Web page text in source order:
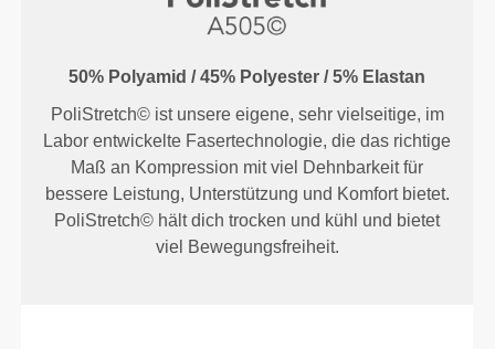
50% Polyamid / 45% Polyester / 5% Elastan
PoliStretch© ist unsere eigene, sehr vielseitige, im
Labor entwickelte Fasertechnologie, die das richtige
Maß an Kompression mit viel Dehnbarkeit für
bessere Leistung, Unterstützung und Komfort bietet.
PoliStretch© hält dich trocken und kühl und bietet
viel Bewegungsfreiheit.